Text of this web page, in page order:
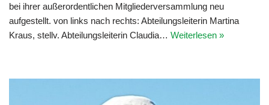
bei ihrer außerordentlichen Mitgliederversammlung neu
aufgestellt. von links nach rechts: Abteilungsleiterin Martina
Kraus, stellv. Abteilungsleiterin Claudia… Weiterlesen »